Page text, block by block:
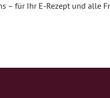
– für Ihr E-Rezept und alle